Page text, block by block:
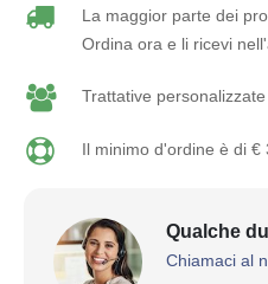
La maggior parte dei
Ordina ora e li ricevi
Trattative
Il minimo d'ordine è di €
Qualche
Chiamaci al